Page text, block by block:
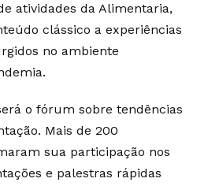
atividades da Alimentaria,
clássico a experiências
no ambiente
o fórum sobre tendências
Mais de 200
sua participação nos
e palestras rápidas